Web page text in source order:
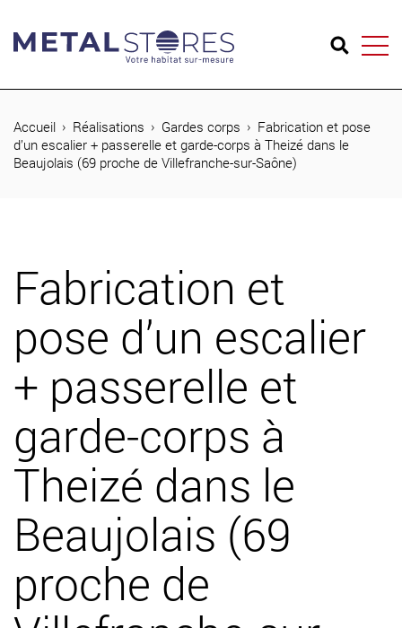
04 74 65 26 73
Métal Stores
Journal
Contact
Accueil Réalisations Gardes corps
Fabrication et pose
d’un escalier + passerelle et garde-corps à Theizé dans le
Beaujolais (69 proche de Villefranche-sur-Saône)
Fabrication et
pose d’un escalier
+ passerelle et
garde-corps à
Theizé dans le
Beaujolais (69
proche de